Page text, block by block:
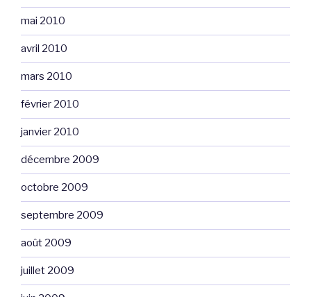
mai 2010
avril 2010
mars 2010
février 2010
janvier 2010
décembre 2009
octobre 2009
septembre 2009
août 2009
juillet 2009